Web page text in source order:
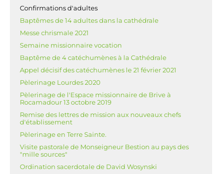
Confirmations d'adultes
Baptêmes de 14 adultes dans la cathédrale
Messe chrismale 2021
Semaine missionnaire vocation
Baptême de 4 catéchumènes à la Cathédrale
Appel décisif des catéchumènes le 21 février 2021
Pèlerinage Lourdes 2020
Pèlerinage de l'Espace missionnaire de Brive à
Rocamadour 13 octobre 2019
Remise des lettres de mission aux nouveaux chefs
d'établissement
Pèlerinage en Terre Sainte.
Visite pastorale de Monseigneur Bestion au pays des
"mille sources"
Ordination sacerdotale de David Wosynski